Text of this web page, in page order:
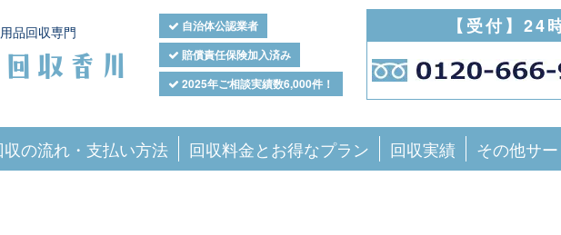
品回収専門
収香川
自治体公認業者
賠償責任保険加入済み
2025年ご相談実績数6,000件！
【受付】24
収の流れ・支払い方法 回収料金とお得なプラン 回収実績 その他サ